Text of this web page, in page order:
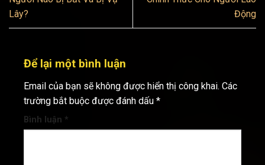
Lây?
Động
Để lại một bình luận
Email của bạn sẽ không được hiển thị công khai. Các
trường bắt buộc được đánh dấu *
Bình luận *